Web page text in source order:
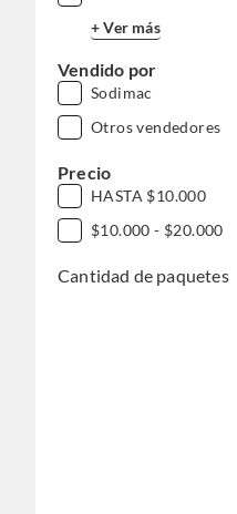
+ Ver más
Vendido por
Sodimac
Otros vendedores
Precio
HASTA $10.000
$10.000 - $20.000
Cantidad de paquetes